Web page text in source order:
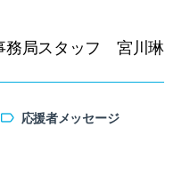
務局スタッフ 宮川琳
応援者メッセージ